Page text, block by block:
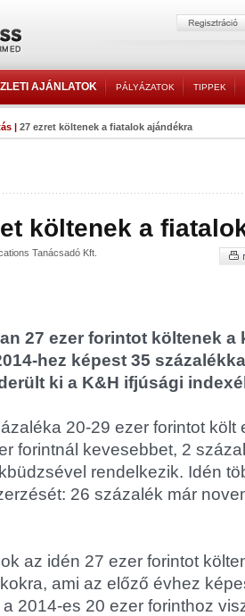
AJÁNLATOK PÁLYÁZATOK TIPPEK
| 27 ezret költenek a fiatalok ajándékra
költenek a
Tanácsadó Kft.
27 ezer forintot költenek a
hez képest 35
ki a K&H ifjúsági
20-29 ezer forintot költ
forintnál kevesebbet, 2
rendelkezik. Idén
26 százalék már
az idén 27 ezer forintot
ami az előző évhez
2014-es 20 ezer forinthoz